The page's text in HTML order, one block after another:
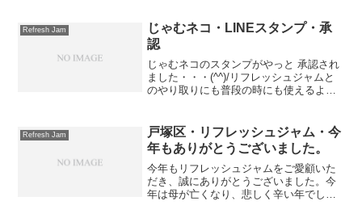
粧品）を塗りその上にガーゼを乗せ最後
に石膏を塗るんですが、リ...
Refresh Jam
じゃむネコ・LINEスタンプ・承
認
じゃむネコのスタンプがやっと 承認され
ました・・・(^^)/リフレッシュジャムと
のやり取りにも普段の時にも使えるよう
(^^)/LINEスタンプ－じゃむネコLINEスタ
ン...
Refresh Jam
戸塚区・リフレッシュジャム・今
年もありがとうございました。
今年もリフレッシュジャムをご愛顧いた
だき、誠にありがとうございました。今
年は母が亡くなり、悲しく辛い年でし